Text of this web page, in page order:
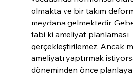
olmakta ve bir takım
meydana gelmektedir.
tabi ki ameliyat planlaması
gerçekleştirilemez. Ancak
ameliyatı yaptırmak
döneminden önce